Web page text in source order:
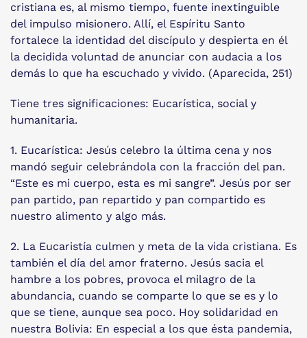
cristiana es, al mismo tiempo, fuente inextinguible
del impulso misionero. Allí, el Espíritu Santo
fortalece la identidad del discípulo y despierta en él
la decidida voluntad de anunciar con audacia a los
demás lo que ha escuchado y vivido. (Aparecida, 251)
Tiene tres significaciones: Eucarística, social y
humanitaria.
1. Eucarística: Jesús celebro la última cena y nos
mandó seguir celebrándola con la fracción del pan.
“Este es mi cuerpo, esta es mi sangre”. Jesús por ser
pan partido, pan repartido y pan compartido es
nuestro alimento y algo más.
2. La Eucaristía culmen y meta de la vida cristiana. Es
también el día del amor fraterno. Jesús sacia el
hambre a los pobres, provoca el milagro de la
abundancia, cuando se comparte lo que se es y lo
que se tiene, aunque sea poco. Hoy solidaridad en
nuestra Bolivia: En especial a los que ésta pandemia,